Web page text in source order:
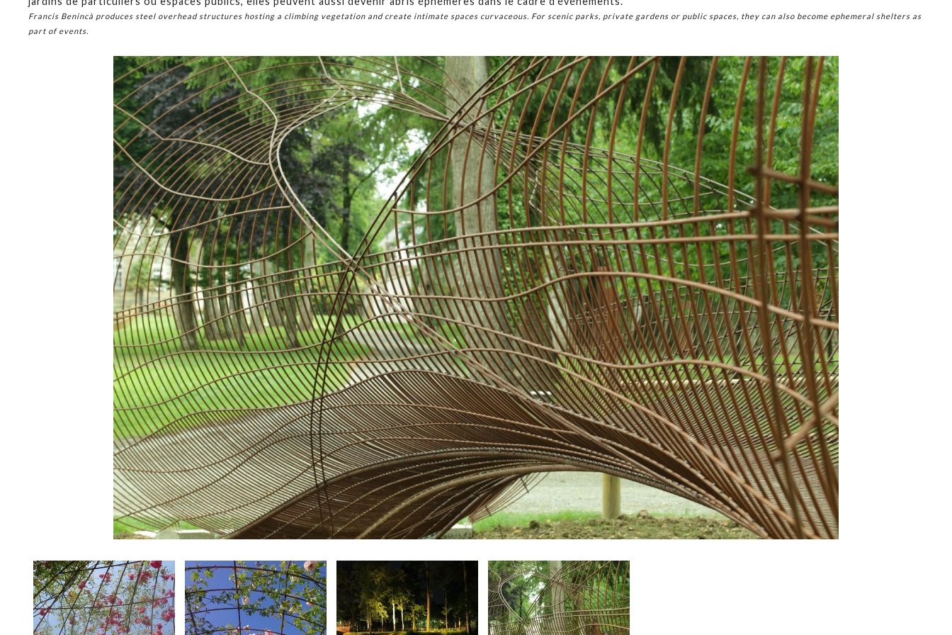
Francis Benincà produces steel overhead structures hosting a climbing vegetation and create intimate spaces curvaceous. For scenic parks, private gardens or public spaces, they can also become ephemeral shelters as
part of events.